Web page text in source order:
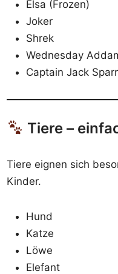
Elsa (Frozen)
Joker
Shrek
Wednesday
Captain Jack
Tiere –
Tiere eignen sich
Kinder.
Hund
Katze
Löwe
Elefant